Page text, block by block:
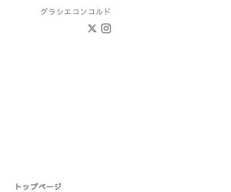
グラシエコンコルド
トップページ